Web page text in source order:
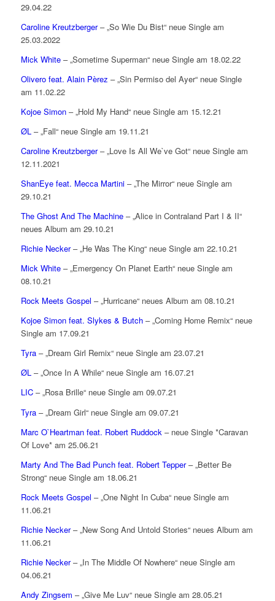
29.04.22
Caroline Kreutzberger– „So Wie Du Bist“ neue Single am
25.03.2022
Mick White– „Sometime Superman“ neue Single am 18.02.22
Olivero feat. Alain Pèrez – „Sin Permiso del Ayer“ neue Single
am 11.02.22
Kojoe Simon– „Hold My Hand“ neue Single am 15.12.21
ØL– „Fall“ neue Single am 19.11.21
Caroline Kreutzberger– „Love Is All We`ve Got“ neue Single am
12.11.2021
ShanEye feat. Mecca Martini– „The Mirror“ neue Single am
29.10.21
The Ghost And The Machine– „Alice in Contraland Part I & II“
neues Album am 29.10.21
Richie Necker– „He Was The King“ neue Single am 22.10.21
Mick White– „Emergency On Planet Earth“ neue Single am
08.10.21
Rock Meets Gospel – „Hurricane“ neues Album am 08.10.21
Kojoe Simon feat. Slykes & Butch– „Coming Home Remix“ neue
Single am 17.09.21
Tyra– „Dream Girl Remix“ neue Single am 23.07.21
ØL– „Once In A While“ neue Single am 16.07.21
LIC– „Rosa Brille“ neue Single am 09.07.21
Tyra– „Dream Girl“ neue Single am 09.07.21
Marc O`Heartman feat. Robert Ruddock – neue Single *Caravan
Of Love* am 25.06.21
Marty And The Bad Punch feat. Robert Tepper– „Better Be
Strong“ neue Single am 18.06.21
Rock Meets Gospel – „One Night In Cuba“ neue Single am
11.06.21
Richie Necker– „New Song And Untold Stories“ neues Album am
11.06.21
Richie Necker– „In The Middle Of Nowhere“ neue Single am
04.06.21
Andy Zingsem – „Give Me Luv“ neue Single am 28.05.21